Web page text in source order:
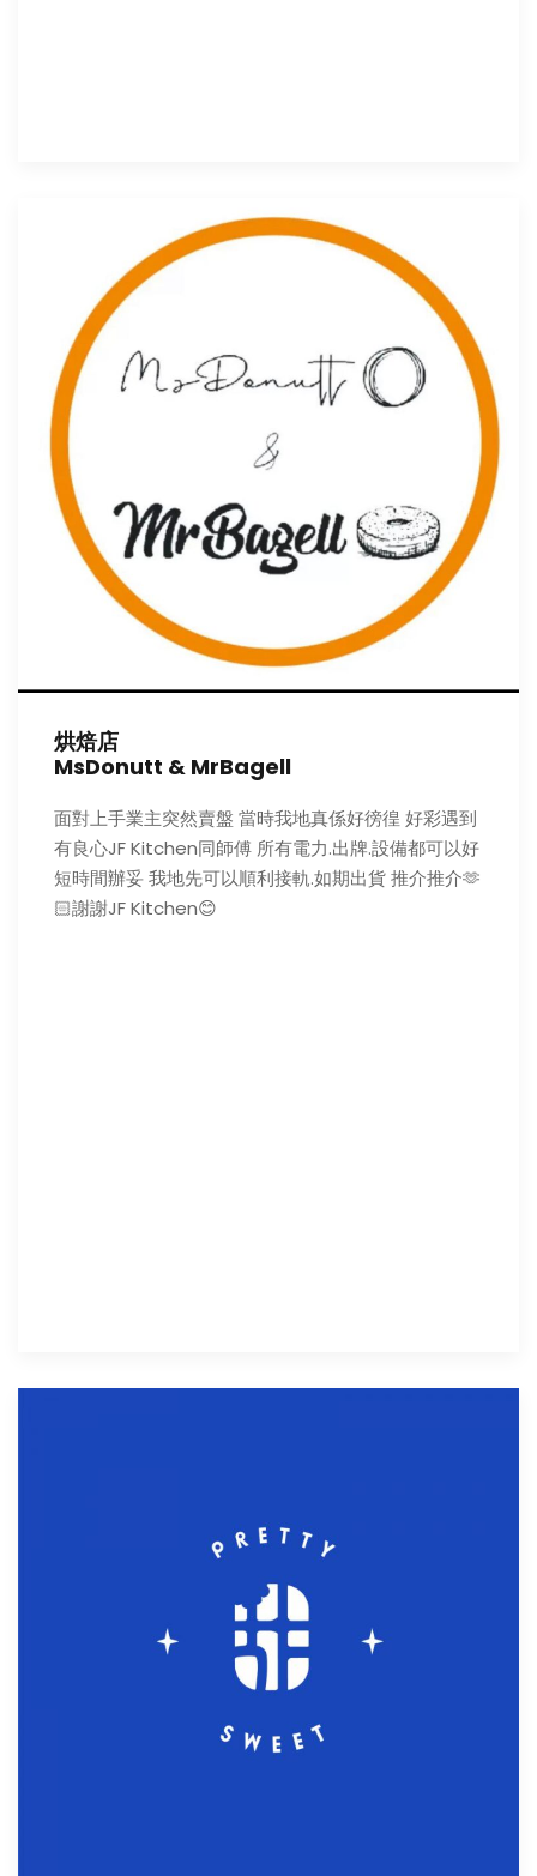
烘焙店
MsDonutt & MrBagell
面對上手業主突然賣盤 當時我地真係好徬徨 好彩遇到
有良心JF Kitchen同師傅 所有電力.出牌.設備都可以好
短時間辦妥 我地先可以順利接軌.如期出貨 推介推介🫶
🏻謝謝JF Kitchen😊